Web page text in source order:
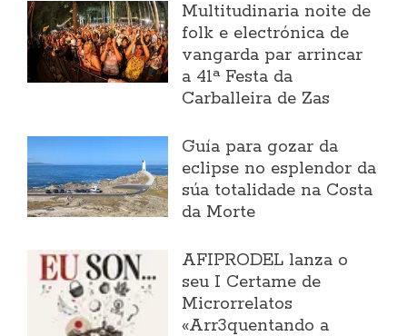
Multitudinaria noite de
folk e electrónica de
vangarda par arrincar
a 41ª Festa da
Carballeira de Zas
Guía para gozar da
eclipse no esplendor da
súa totalidade na Costa
da Morte
AFIPRODEL lanza o
seu I Certame de
Microrrelatos
«Arr3quentando a